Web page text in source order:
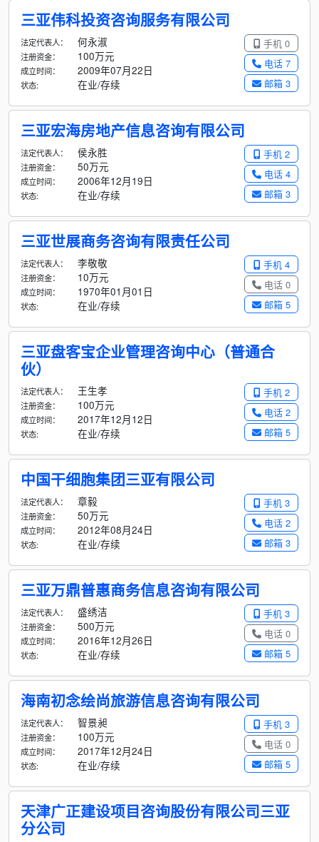
三亚伟科投资咨询服务有限公司
手机 0
电话 7
邮箱 3
法定代表人： 何永淑
注册资金： 100万元
成立时间： 2009年07月22日
状态: 在业/存续
三亚宏海房地产信息咨询有限公司
手机 2
电话 4
邮箱 3
法定代表人： 侯永胜
注册资金： 50万元
成立时间： 2006年12月19日
状态: 在业/存续
三亚世展商务咨询有限责任公司
手机 4
电话 0
邮箱 5
法定代表人： 李敬敬
注册资金： 10万元
成立时间： 1970年01月01日
状态: 在业/存续
三亚盘客宝企业管理咨询中心（普通合
伙）
手机 2
电话 2
邮箱 5
法定代表人： 王生孝
注册资金： 100万元
成立时间： 2017年12月12日
状态: 在业/存续
中国干细胞集团三亚有限公司
手机 3
电话 2
邮箱 3
法定代表人： 章毅
注册资金： 50万元
成立时间： 2012年08月24日
状态: 在业/存续
三亚万鼎普惠商务信息咨询有限公司
手机 3
电话 0
邮箱 5
法定代表人： 盛绣洁
注册资金： 500万元
成立时间： 2016年12月26日
状态: 在业/存续
海南初念绘尚旅游信息咨询有限公司
手机 3
电话 0
邮箱 5
法定代表人： 智景昶
注册资金： 100万元
成立时间： 2017年12月24日
状态: 在业/存续
天津广正建设项目咨询股份有限公司三亚
分公司